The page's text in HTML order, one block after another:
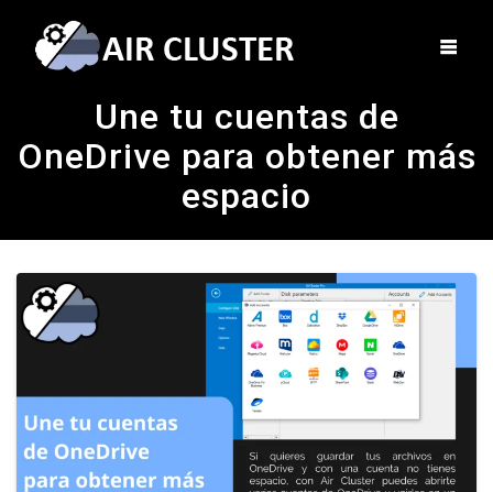
Une tu cuentas de
OneDrive para obtener más
espacio